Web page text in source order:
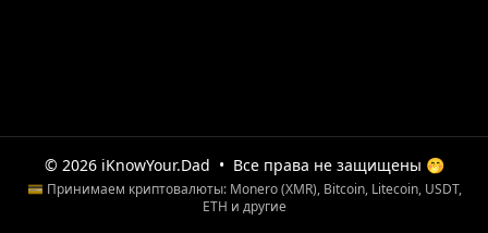
© 2026 iKnowYour.Dad • Все права не защищены 🤭
💳 Принимаем криптовалюты: Monero (XMR), Bitcoin, Litecoin, USDT,
ETH и другие